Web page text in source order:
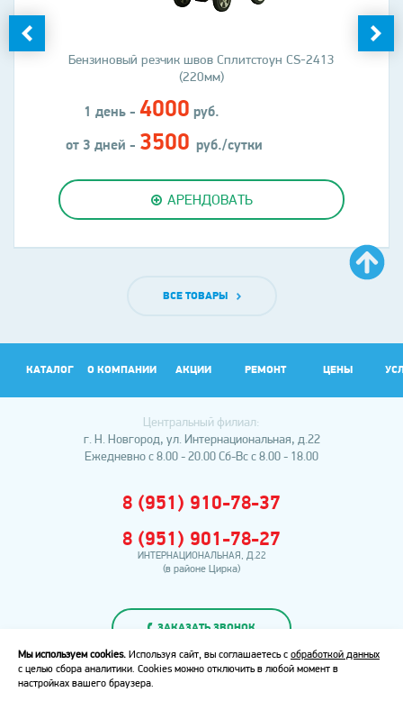
Бензиновый резчик швов Сплитстоун CS-2413
(220мм)
1 день - 4000 руб.
от 3 дней - 3500 руб./сутки
АРЕНДОВАТЬ
ВСЕ ТОВАРЫ
КАТАЛОГ О КОМПАНИИ АКЦИИ РЕМОНТ ЦЕНЫ
Центральный филиал:
г. Н. Новгород, ул. Интернациональная, д.22
Ежедневно с 8.00 - 20.00Сб-Вс с 8.00 - 18.00
Политика
конфиденциальности
8 (951) 910-78-37
8 (951) 901-78-27
ИНТЕРНАЦИОНАЛЬНАЯ, Д.22
(в районе Цирка)
ЗАКАЗАТЬ ЗВОНОК
Мы используем cookies. Используя сайт, вы соглашаетесь с обработкой данных
с целью сбора аналитики. Cookies можно отключить в любой момент в
настройках вашего браузера.